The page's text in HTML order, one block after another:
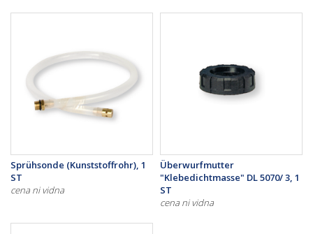
Sprühsonde (Kunststoffrohr), 1
ST
cena ni vidna
Überwurfmutter
"Klebedichtmasse" DL 5070/ 3, 1
ST
cena ni vidna